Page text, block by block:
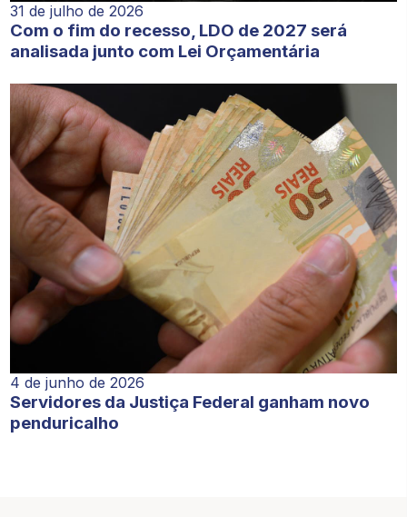
31 de julho de 2026
Com o fim do recesso, LDO de 2027 será
analisada junto com Lei Orçamentária
4 de junho de 2026
Servidores da Justiça Federal ganham novo
penduricalho